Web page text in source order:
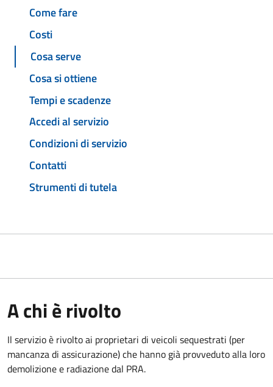
Come fare
Costi
Cosa serve
Cosa si ottiene
Tempi e scadenze
Accedi al servizio
Condizioni di servizio
Contatti
Strumenti di tutela
A chi è rivolto
Il servizio è rivolto ai proprietari di veicoli sequestrati (per
mancanza di assicurazione) che hanno già provveduto alla loro
demolizione e radiazione dal PRA.